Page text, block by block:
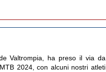
Valtrompia, ha preso il via da
2024, con alcuni nostri atleti